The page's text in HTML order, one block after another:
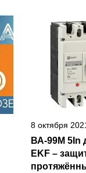
8 октября
ВА-99М 5In
EKF –